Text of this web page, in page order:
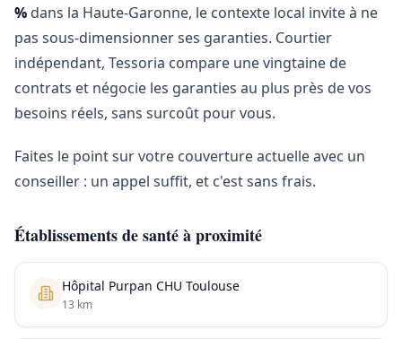
% dans la Haute-Garonne, le contexte local invite à ne
pas sous-dimensionner ses garanties. Courtier
indépendant, Tessoria compare une vingtaine de
contrats et négocie les garanties au plus près de vos
besoins réels, sans surcoût pour vous.
Faites le point sur votre couverture actuelle avec un
conseiller : un appel suffit, et c'est sans frais.
Établissements de santé à proximité
Hôpital Purpan CHU Toulouse
13 km